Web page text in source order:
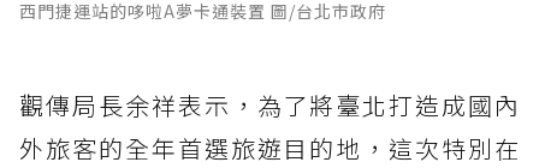
西門捷運站的哆啦A夢卡通裝置 圖/台北市政府
觀傳局長余祥表示，為了將臺北打造成國內
外旅客的全年首選旅遊目的地，這次特別在